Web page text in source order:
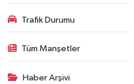
Trafik Durumu
Tüm Manşetler
Haber Arşivi